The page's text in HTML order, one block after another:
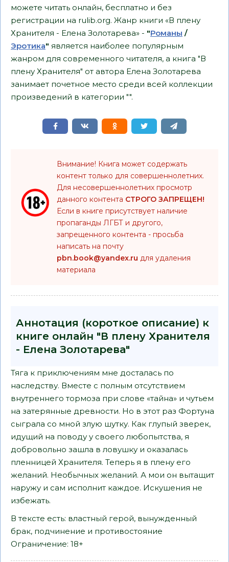
можете читать онлайн, бесплатно и без
регистрации на rulib.org. Жанр книги «В плену
Хранителя - Елена Золотарева» - "Романы /
Эротика" является наиболее популярным
жанром для современного читателя, а книга "В
плену Хранителя" от автора Елена Золотарева
занимает почетное место среди всей коллекции
произведений в категории "".
Внимание! Книга может содержать
контент только для совершеннолетних.
Для несовершеннолетних просмотр
данного контента СТРОГО ЗАПРЕЩЕН!
Если в книге присутствует наличие
пропаганды ЛГБТ и другого,
запрещенного контента - просьба
написать на почту
pbn.book@yandex.ru для удаления
материала
Аннотация (короткое описание) к
книге онлайн "В плену Хранителя
- Елена Золотарева"
Тяга к приключениям мне досталась по
наследству. Вместе с полным отсутствием
внутреннего тормоза при слове «тайна» и чутьем
на затерянные древности. Но в этот раз Фортуна
сыграла со мной злую шутку. Как глупый зверек,
идущий на поводу у своего любопытства, я
добровольно зашла в ловушку и оказалась
пленницей Хранителя. Теперь я в плену его
желаний. Необычных желаний. А мои он вытащит
наружу и сам исполнит каждое. Искушения не
избежать.
В тексте есть: властный герой, вынужденный
брак, подчинение и противостояние
Ограничение: 18+